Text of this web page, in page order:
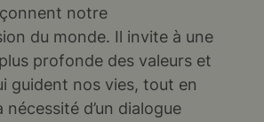
notre
du monde. Il invite à une
profonde des valeurs et
guident nos vies, tout en
nécessité d’un dialogue